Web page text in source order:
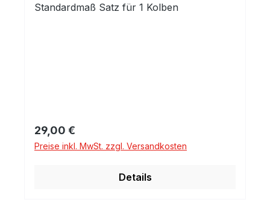
Standardmaß Satz für 1 Kolben
Regulärer Preis:
29,00 €
Preise inkl. MwSt. zzgl. Versandkosten
Details